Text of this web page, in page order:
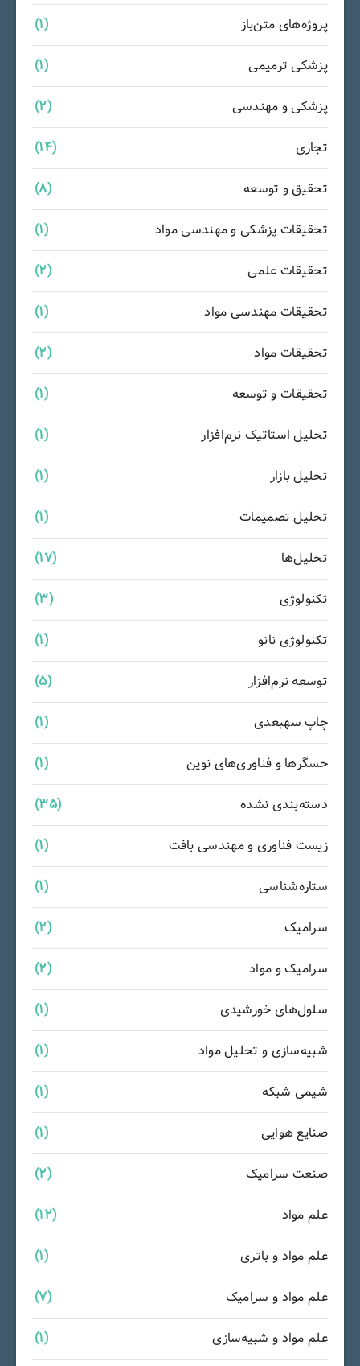
پروژه‌های متن‌باز (1)
پزشکی ترمیمی (1)
پزشکی و مهندسی (2)
تجاری (14)
تحقیق و توسعه (8)
تحقیقات پزشکی و مهندسی مواد (1)
تحقیقات علمی (2)
تحقیقات مهندسی مواد (1)
تحقیقات مواد (2)
تحقیقات و توسعه (1)
تحلیل استاتیک نرم‌افزار (1)
تحلیل بازار (1)
تحلیل تصمیمات (1)
تحلیل‌ها (17)
تکنولوژی (3)
تکنولوژی نانو (1)
توسعه نرم‌افزار (5)
چاپ سهبعدی (1)
حسگرها و فناوری‌های نوین (1)
دسته‌بندی نشده (35)
زیست فناوری و مهندسی بافت (1)
ستاره‌شناسی (1)
سرامیک (2)
سرامیک و مواد (2)
سلول‌های خورشیدی (1)
شبیه‌سازی و تحلیل مواد (1)
شیمی شبکه (1)
صنایع هوایی (1)
صنعت سرامیک (2)
علم مواد (12)
علم مواد و باتری (1)
علم مواد و سرامیک (7)
علم مواد و شبیه‌سازی (1)